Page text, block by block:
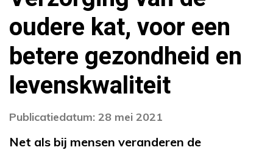
oudere kat, voor een
betere gezondheid en
levenskwaliteit
Publicatiedatum: 28 mei 2021
Net als bij mensen veranderen de